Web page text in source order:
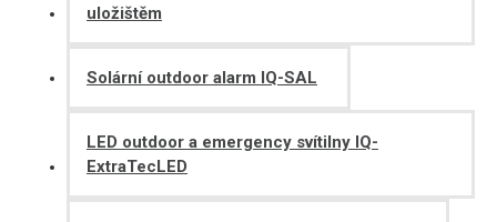
uložištěm
Solární outdoor alarm IQ-SAL
LED outdoor a emergency svítilny IQ-
ExtraTecLED